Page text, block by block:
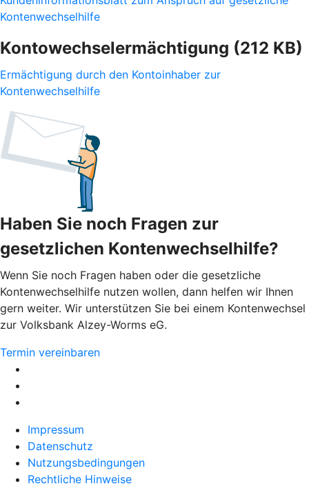
Kontenwechselhilfe
Kontowechselermächtigung (212 KB)
Ermächtigung durch den Kontoinhaber zur
Kontenwechselhilfe
Haben Sie noch Fragen zur
gesetzlichen Kontenwechselhilfe?
Wenn Sie noch Fragen haben oder die gesetzliche
Kontenwechselhilfe nutzen wollen, dann helfen wir Ihnen
gern weiter. Wir unterstützen Sie bei einem Kontenwechsel
zur Volksbank Alzey-Worms eG.
Termin vereinbaren
Impressum
Datenschutz
Nutzungsbedingungen
Rechtliche Hinweise